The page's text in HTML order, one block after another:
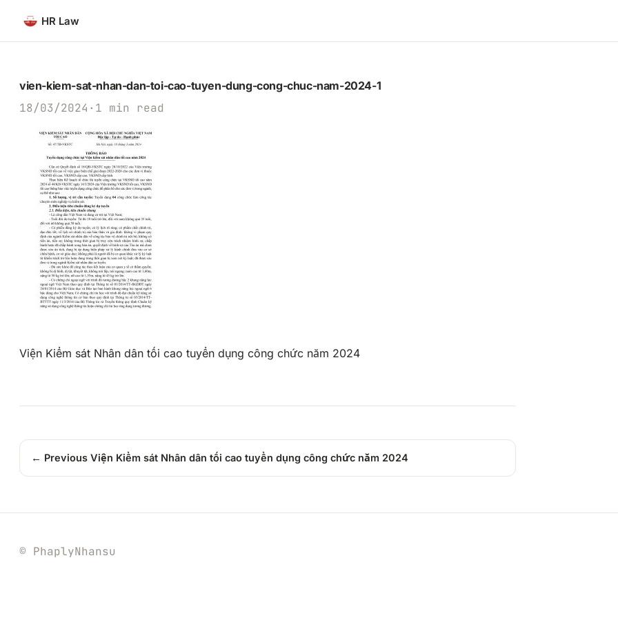
phần
dung
HR Law
vien-kiem-sat-nhan-dan-toi-cao-tuyen-dung-cong-chuc-nam-2024-1
18/03/2024 · 1 min read
Viện Kiểm sát Nhân dân tối cao tuyển dụng công chức năm 2024
← Previous Viện Kiểm sát Nhân dân tối cao tuyển dụng công chức năm 2024
© PhaplyNhansu